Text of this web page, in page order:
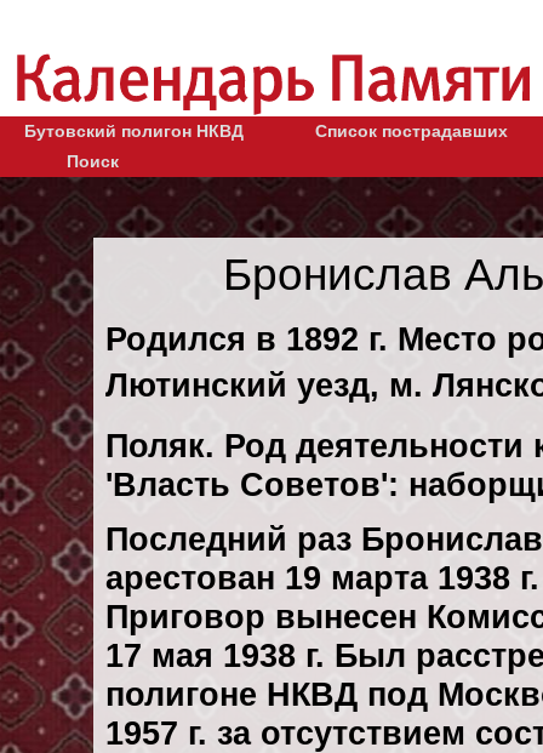
Бутовский полигон НКВД
Список пострадавших
Поиск
Бронислав
Родился в 1892 г. Место
Лютинский уезд, м.
Поляк. Род деятельности
'Власть Советов':
Последний раз
арестован 19 марта 1938 г.
Приговор вынесен
17 мая 1938 г. Был
полигоне НКВД под
1957 г. за отсутствием